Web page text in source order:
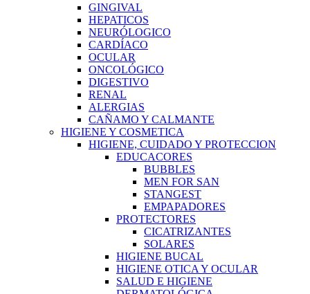
GINGIVAL
HEPATICOS
NEURÓLOGICO
CARDÍACO
OCULAR
ONCOLÓGICO
DIGESTIVO
RENAL
ALERGIAS
CAÑAMO Y CALMANTE
HIGIENE Y COSMETICA
HIGIENE, CUIDADO Y PROTECCION
EDUCACORES
BUBBLES
MEN FOR SAN
STANGEST
EMPAPADORES
PROTECTORES
CICATRIZANTES
SOLARES
HIGIENE BUCAL
HIGIENE OTICA Y OCULAR
SALUD E HIGIENE